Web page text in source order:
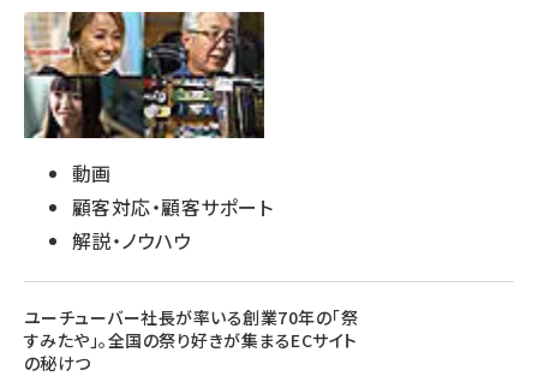
動画
顧客対応・顧客サポート
解説・ノウハウ
ユーチューバー社長が率いる創業70年の「祭
すみたや」。全国の祭り好きが集まるECサイト
の秘けつ